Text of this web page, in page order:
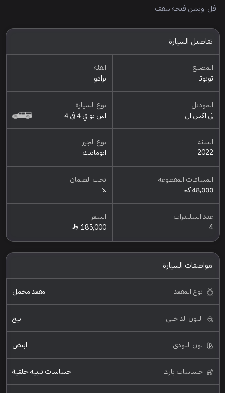
فل اوبشن فتحة سقف
تفاصيل السيارة
المصنع
تويوتا
الفئة
برادو
الموديل
تي اكس ال
نوع السيارة
اس يو في 4 في 4
السنة
2022
نوع الجير
اتوماتيك
المسافات المقطوعه
48,000 كم
تحت الضمان
لا
عدد السلندرات
4
السعر
185,000
مواصفات السيارة
نوع المقعد مقعد مخمل
اللون الداخلي بيج
لون البودي ابيض
حساسات بارك حساسات تنبيه خلفية